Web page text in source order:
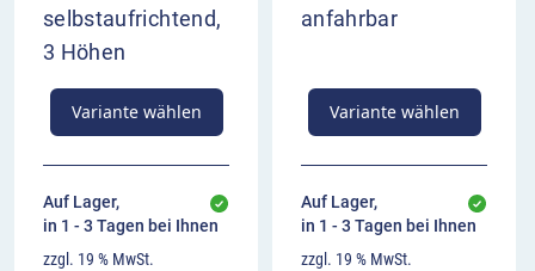
selbstaufrichtend,
3 Höhen
Variante wählen
Auf Lager,
in 1 - 3 Tagen bei Ihnen
zzgl. 19 % MwSt.
anfahrbar
Variante wählen
Auf Lager,
in 1 - 3 Tagen bei Ihnen
zzgl. 19 % MwSt.